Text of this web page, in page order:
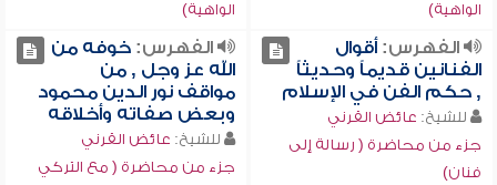
الواهية)
الواهية)
الفهرس:أقوال
الفنانين قديماً وحديثاً
, حكم الفن في الإسلام
للشيخ: عائض القرني
جزء من محاضرة ( رسالة إلى
فنان)
الفهرس:خوفه من
الله عز وجل , من
مواقف نور الدين محمود
وبعض صفاته وأخلاقه
للشيخ: عائض القرني
جزء من محاضرة ( مع التركي